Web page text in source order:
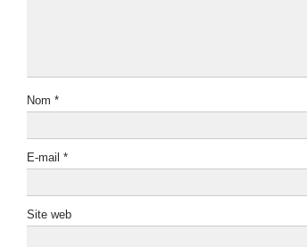
Nom *
E-mail *
Site web